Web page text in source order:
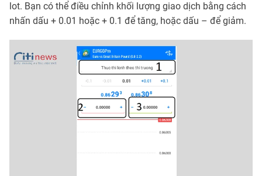
lot. Bạn có thể điều chỉnh khối lượng giao dịch bằng cách
nhấn dấu + 0.01 hoặc + 0.1 để tăng, hoặc dấu – để giảm.